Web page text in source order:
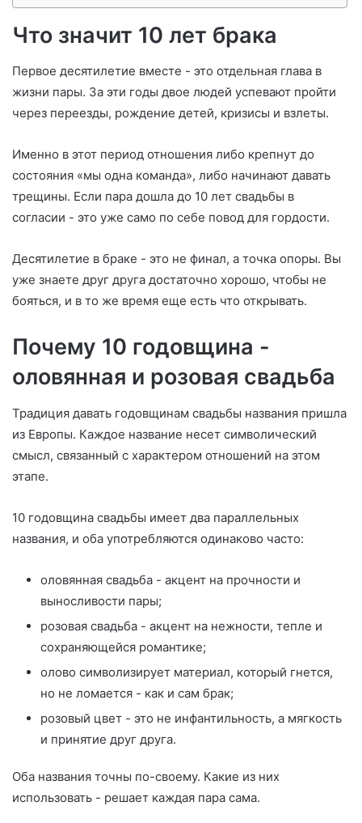
Что значит 10 лет брака
Первое десятилетие вместе - это отдельная глава в
жизни пары. За эти годы двое людей успевают пройти
через переезды, рождение детей, кризисы и взлеты.
Именно в этот период отношения либо крепнут до
состояния «мы одна команда», либо начинают давать
трещины. Если пара дошла до 10 лет свадьбы в
согласии - это уже само по себе повод для гордости.
Десятилетие в браке - это не финал, а точка опоры. Вы
уже знаете друг друга достаточно хорошо, чтобы не
бояться, и в то же время еще есть что открывать.
Почему 10 годовщина -
оловянная и розовая свадьба
Традиция давать годовщинам свадьбы названия пришла
из Европы. Каждое название несет символический
смысл, связанный с характером отношений на этом
этапе.
10 годовщина свадьбы имеет два параллельных
названия, и оба употребляются одинаково часто:
оловянная свадьба - акцент на прочности и
выносливости пары;
розовая свадьба - акцент на нежности, тепле и
сохраняющейся романтике;
олово символизирует материал, который гнется,
но не ломается - как и сам брак;
розовый цвет - это не инфантильность, а мягкость
и принятие друг друга.
Оба названия точны по-своему. Какие из них
использовать - решает каждая пара сама.